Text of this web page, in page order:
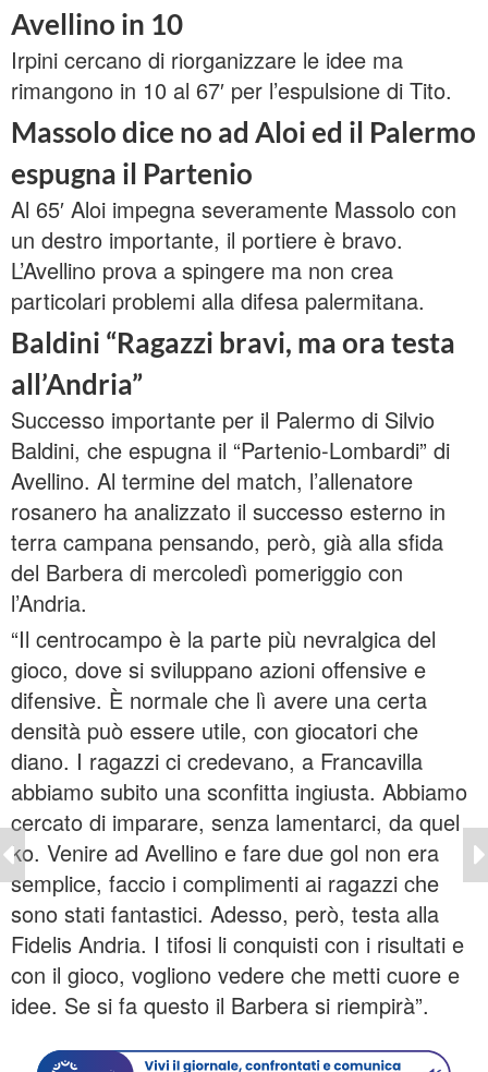
Avellino in 10
Irpini cercano di riorganizzare le idee ma
rimangono in 10 al 67′ per l’espulsione di Tito.
Massolo dice no ad Aloi ed il Palermo
espugna il Partenio
Al 65′ Aloi impegna severamente Massolo con
un destro importante, il portiere è bravo.
L’Avellino prova a spingere ma non crea
particolari problemi alla difesa palermitana.
Baldini “Ragazzi bravi, ma ora testa
all’Andria”
Successo importante per il Palermo di Silvio
Baldini, che espugna il “Partenio-Lombardi” di
Avellino. Al termine del match, l’allenatore
rosanero ha analizzato il successo esterno in
terra campana pensando, però, già alla sfida
del Barbera di mercoledì pomeriggio con
l’Andria.
“Il centrocampo è la parte più nevralgica del
gioco, dove si sviluppano azioni offensive e
difensive. È normale che lì avere una certa
densità può essere utile, con giocatori che
diano. I ragazzi ci credevano, a Francavilla
abbiamo subito una sconfitta ingiusta. Abbiamo
cercato di imparare, senza lamentarci, da quel
ko. Venire ad Avellino e fare due gol non era
semplice, faccio i complimenti ai ragazzi che
sono stati fantastici. Adesso, però, testa alla
Fidelis Andria. I tifosi li conquisti con i risultati e
con il gioco, vogliono vedere che metti cuore e
idee. Se si fa questo il Barbera si riempirà”.